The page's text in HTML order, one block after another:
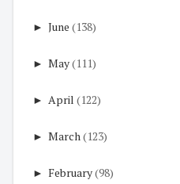
► June (138)
► May(111)
► April (122)
► March (123)
► February(98)